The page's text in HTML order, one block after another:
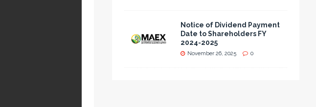
Notice of Dividend Payment
Date to Shareholders FY
2024-2025
November 26, 2025 0